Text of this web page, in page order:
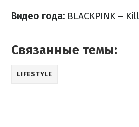
Видео года: BLACKPINK –
Связанные темы:
LIFESTYLE